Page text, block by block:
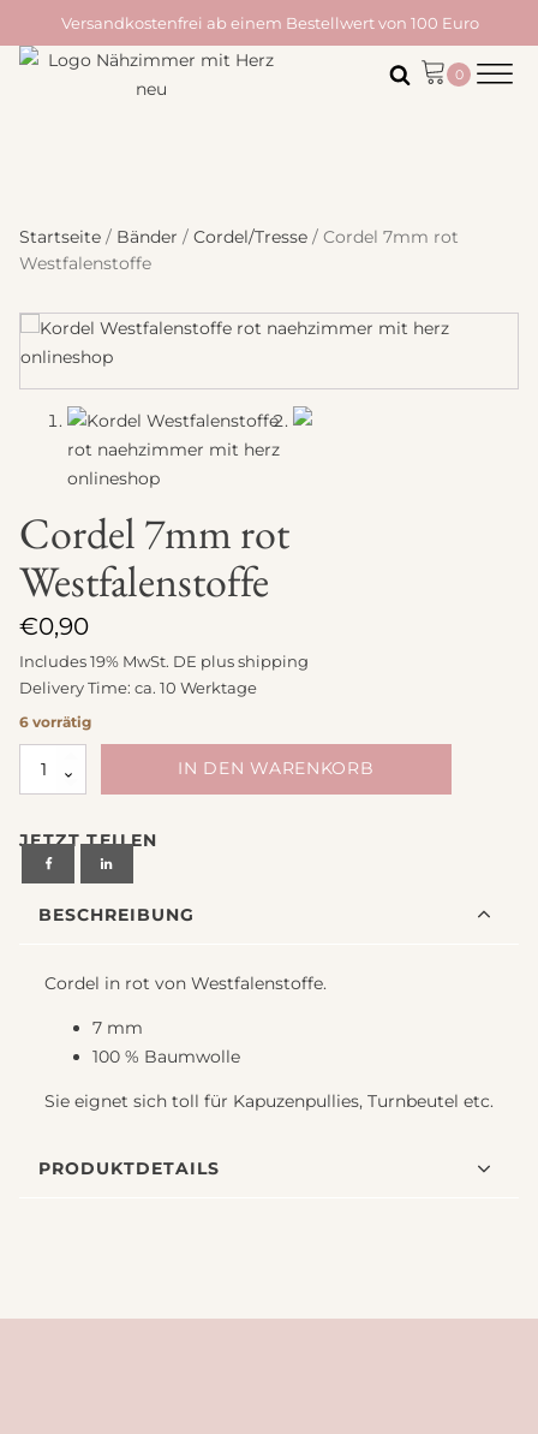
Versandkostenfrei ab einem Bestellwert von 100 Euro
Startseite / Bänder / Cordel/Tresse / Cordel 7mm rot
Westfalenstoffe
Cordel 7mm rot
Westfalenstoffe
€0,90
Includes 19% MwSt. DE plusshipping
Delivery Time: ca. 10 Werktage
6 vorrätig
Cordel
7mm
Westfalenstoffe
Menge
IN DEN WARENKORB
JETZT TEILEN
BESCHREIBUNG
Cordel in rot von Westfalenstoffe.
7 mm
100 % Baumwolle
Sie eignet sich toll für Kapuzenpullies, Turnbeutel etc.
PRODUKTDETAILS